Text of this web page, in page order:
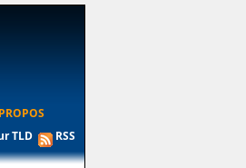
TLD RSS